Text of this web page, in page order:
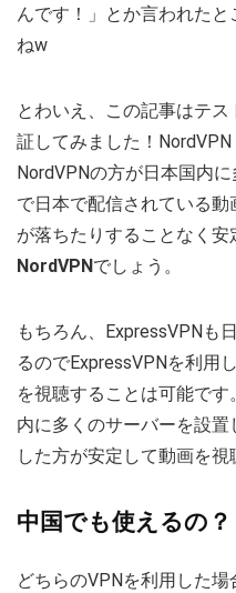
んです！」とか言われた
ねw
とわいえ、この記事はテ
証してみました！NordVPN
NordVPNの方が日本国内
で日本で配信されている
が落ちたりすることなく
NordVPNでしょう。
もちろん、ExpressVPNも
るのでExpressVPNを利用
を視聴することは可能で
内に多くのサーバーを設置
した方が安定して動画を視
中国でも使えるの？
どちらのVPNを利用した場